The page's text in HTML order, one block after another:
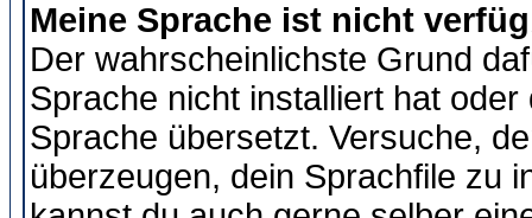
Meine Sprache ist nicht
Der wahrscheinlichste Grund
Sprache nicht installiert hat
Sprache übersetzt. Versuche,
überzeugen, dein Sprachfile zu